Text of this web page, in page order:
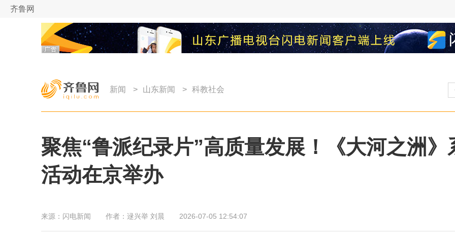
齐鲁网
新闻 > 山东新闻 > 科教社会
聚焦“鲁派纪录片”高质量发展！《大河之洲
活动在京举办
来源： 闪电新闻 作者： 逯兴举 刘晨 2026-07-05 12:54:07